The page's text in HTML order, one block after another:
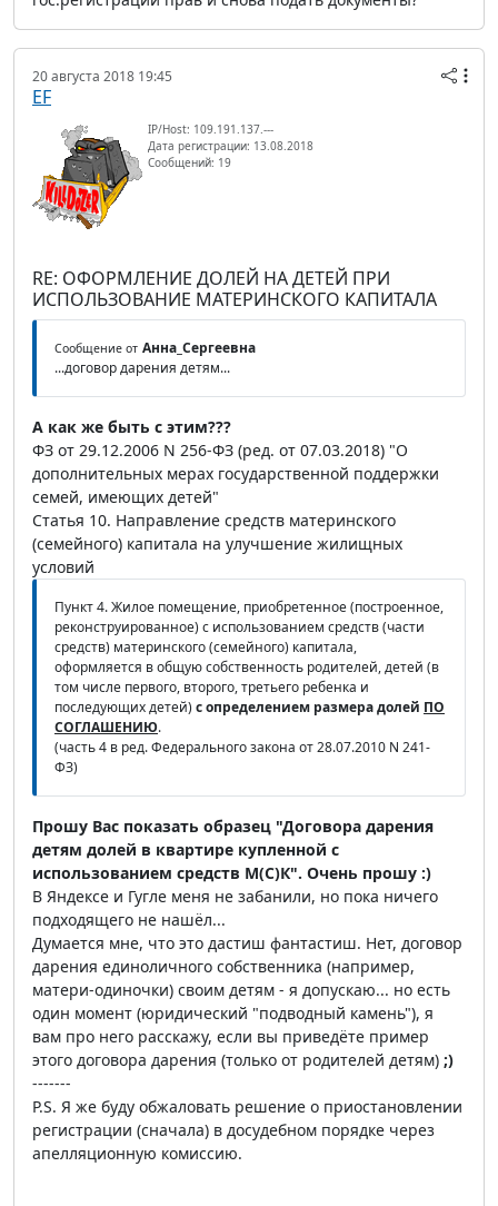
20 августа 2018 19:45
EF
IP/Host: 109.191.137.---
Дата регистрации: 13.08.2018
Сообщений: 19
RE: ОФОРМЛЕНИЕ ДОЛЕЙ НА ДЕТЕЙ ПРИ
ИСПОЛЬЗОВАНИЕ МАТЕРИНСКОГО КАПИТАЛА
Сообщение от Анна_Сергеевна
...договор дарения детям...
А как же быть с этим???
ФЗ от 29.12.2006 N 256-ФЗ (ред. от 07.03.2018) "О
дополнительных мерах государственной поддержки
семей, имеющих детей"
Статья 10. Направление средств материнского
(семейного) капитала на улучшение жилищных
условий
Пункт 4. Жилое помещение, приобретенное (построенное,
реконструированное) с использованием средств (части
средств) материнского (семейного) капитала,
оформляется в общую собственность родителей, детей (в
том числе первого, второго, третьего ребенка и
последующих детей) с определением размера долей ПО
СОГЛАШЕНИЮ.
(часть 4 в ред. Федерального закона от 28.07.2010 N 241-
ФЗ)
Прошу Вас показать образец "Договора дарения
детям долей в квартире купленной с
использованием средств М(С)К". Очень прошу :)
В Яндексе и Гугле меня не забанили, но пока ничего
подходящего не нашёл...
Думается мне, что это дастиш фантастиш. Нет, договор
дарения единоличного собственника (например,
матери-одиночки) своим детям - я допускаю... но есть
один момент (юридический "подводный камень"), я
вам про него расскажу, если вы приведёте пример
этого договора дарения (только от родителей детям) ;)
-------
P.S. Я же буду обжаловать решение о приостановлении
регистрации (сначала) в досудебном порядке через
апелляционную комиссию.